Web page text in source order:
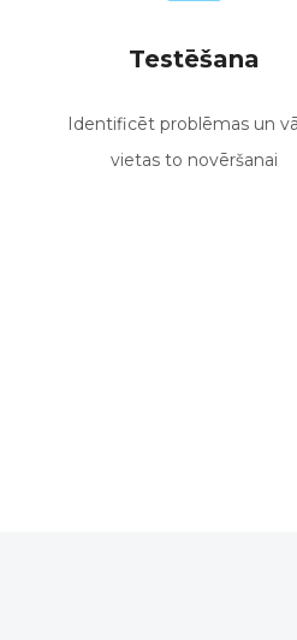
Testēšana
Identificēt problēmas un
vietas to novēršanai